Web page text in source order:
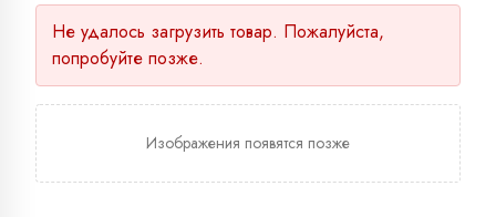
Не удалось загрузить товар. Пожалуйста,
попробуйте позже.
Изображения появятся позже